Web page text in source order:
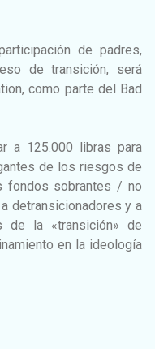
de padres,
de transición, será
como parte del Bad
a 125.000 libras para
de los riesgos de
fondos sobrantes / no
detransicionadores y a
de la «transición» de
en la ideología